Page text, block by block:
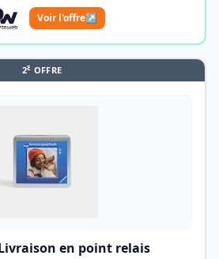
Voir l'offre↗
2E OFFRE
en point relais